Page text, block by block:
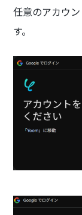
任意のアカウ
す。